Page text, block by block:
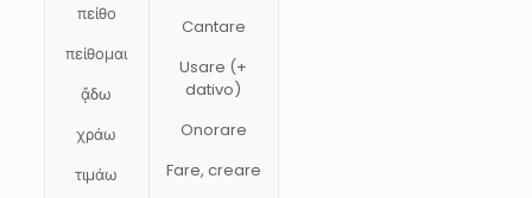
πείθο
πείθομαι
ᾄδω
χράω
τιμάω
Cantare
Usare (+
dativo)
Onorare
Fare, creare